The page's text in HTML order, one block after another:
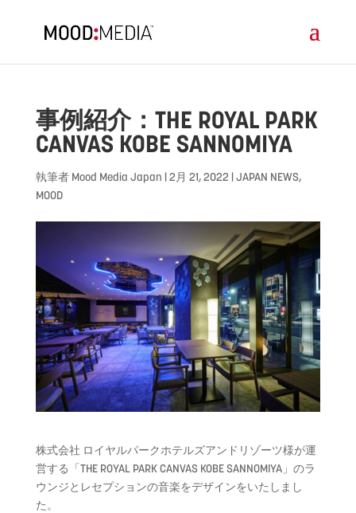
事例紹介：THE ROYAL PARK
CANVAS KOBE SANNOMIYA
執筆者 Mood Media Japan |2月 21, 2022 |JAPAN NEWS,
MOOD
株式会社 ロイヤルパークホテルズアンドリゾーツ様が運
営する「THE ROYAL PARKCANVASKOBE SANNOMIYA」のラ
ウンジとレセプションの音楽をデザインをいたしまし
た。